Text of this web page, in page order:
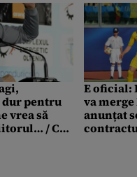
pentru
vrea să
/ Ce
E oficial:
va
anunțat